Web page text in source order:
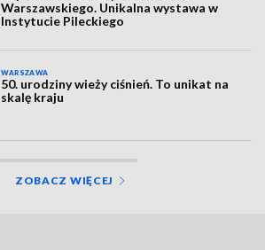
Warszawskiego. Unikalna wystawa w
Instytucie Pileckiego
WARSZAWA
50. urodziny wieży ciśnień. To unikat na
skalę kraju
ZOBACZ WIĘCEJ